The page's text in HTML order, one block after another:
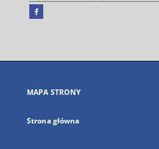
Facebook
się
karcie
MAPA STRONY
Strona główna